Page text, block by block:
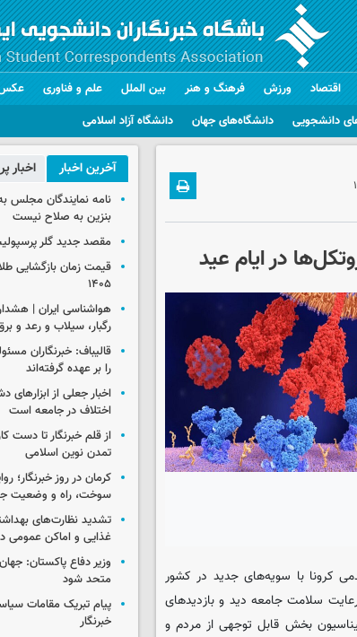
دانشجویی دانشگاه‌های جهان دانشگاه آزاد اسلامی
اقتصاد ورزش فرهنگ و هنر بین الملل علم و فناوری عکس
در ایام عید
کرونا با سویه‌های جدید در کشور
سلامت جامعه دید و بازدیدهای
بخش قابل توجهی از مردم و
آخرین اخبار اخبار
نامه نمایندگان مجلس
بنزین به صلاح نیست
مقصد جدید گلر
۱۴۰۵
رگبار، سیلاب و رعد و
قالیباف: خبرنگاران
را بر عهده گرفته‌اند
اخبار جعلی از
اختلاف در جامعه است
از قلم خبرنگار تا دست
تمدن نوین اسلامی
کرمان در روز خبرنگار؛
سوخت، راه و وضعیت
تشدید نظارت‌های
غذایی و اماکن عمومی
وزیر دفاع پاکستان: جهان
متحد شود
پیام تبریک مقامات
خبرنگار